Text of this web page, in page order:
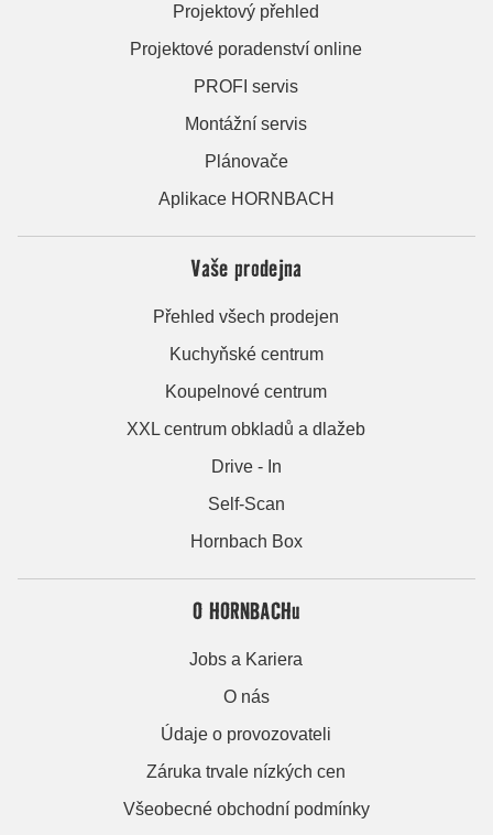
Projektový přehled
Projektové poradenství online
PROFI servis
Montážní servis
Plánovače
Aplikace HORNBACH
Vaše prodejna
Přehled všech prodejen
Kuchyňské centrum
Koupelnové centrum
XXL centrum obkladů a dlažeb
Drive - In
Self-Scan
Hornbach Box
O HORNBACHu
Jobs a Kariera
O nás
Údaje o provozovateli
Záruka trvale nízkých cen
Všeobecné obchodní podmínky